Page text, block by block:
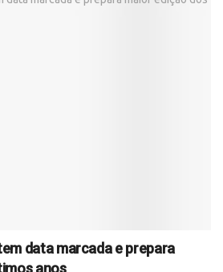
data marcada e prepara
anos